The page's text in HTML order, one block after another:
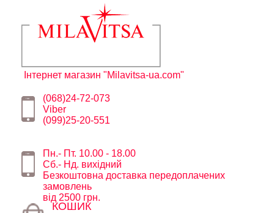
Інтернет магазин "Milavitsa-ua.com"
(068)24-72-073
Viber
(099)25-20-551
Пн.- Пт. 10.00 - 18.00
Сб.- Нд. вихідний
Безкоштовна доставка передоплачених
замовлень
від 2500 грн.
КОШИК